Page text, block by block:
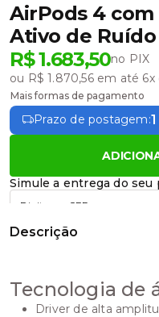
AirPods 4
Ativo de Ruído
R$ 1.683,50no PIX
ou R$ 1.870,56 em até 6x
Mais formas de pagamento
Prazo de postagem:
Simule a entrega do seu
Descrição
Tecnologia de
Driver de alta